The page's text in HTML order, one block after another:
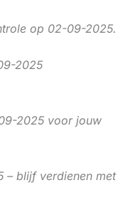
op 02-09-2025.
2025
2025 voor jouw
– blijf verdienen met